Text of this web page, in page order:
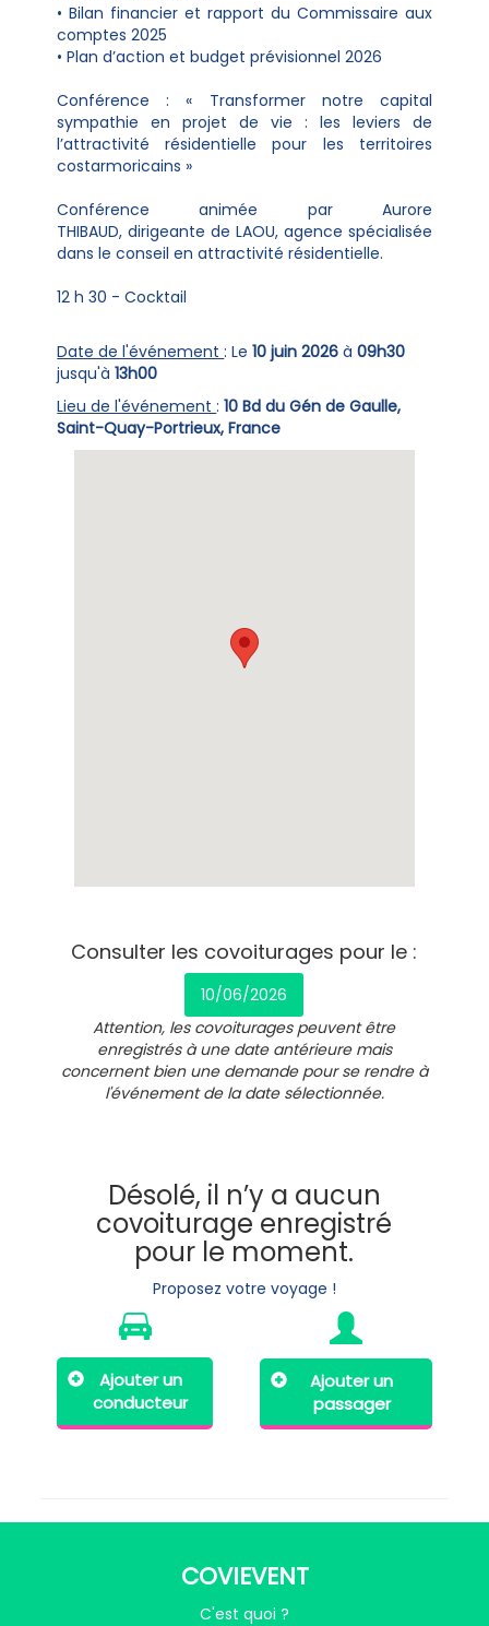
• Bilan financier et rapport du Commissaire aux
comptes 2025
• Plan d’action et budget prévisionnel 2026
Conférence : « Transformer notre capital
sympathie en projet de vie : les leviers de
l’attractivité résidentielle pour les territoires
costarmoricains »
Conférence animée par Aurore
THIBAUD, dirigeante de LAOU, agence spécialisée
dans le conseil en attractivité résidentielle.
12 h 30 - Cocktail
Date de l'événement: Le10 juin 2026 à09h30
jusqu'à13h00
Lieu de l'événement:10 Bd du Gén de Gaulle,
Saint-Quay-Portrieux, France
Consulter les covoiturages pour le :
10/06/2026
Attention, les covoiturages peuvent être
enregistrés à une date antérieure mais
concernent bien une demande pour se rendre à
l'événement de la date sélectionnée.
Désolé, il n’y a aucun
covoiturage enregistré
pour le moment.
Proposez votre voyage !
Ajouter un
conducteur
Ajouter un
passager
COVIEVENT
C'est quoi ?